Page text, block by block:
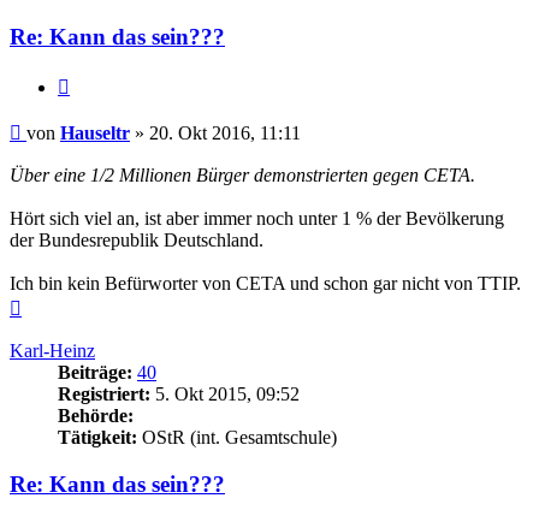
Re: Kann das sein???
Beitrag
von Hauseltr » 20. Okt 2016, 11:11
Über eine 1/2 Millionen Bürger demonstrierten gegen CETA.
Hört sich viel an, ist aber immer noch unter 1 % der Bevölkerung
der Bundesrepublik Deutschland.
Ich bin kein Befürworter von CETA und schon gar nicht von TTIP.
Karl-Heinz
Beiträge: 40
Registriert: 5. Okt 2015, 09:52
Behörde:
Tätigkeit: OStR (int. Gesamtschule)
Re: Kann das sein???